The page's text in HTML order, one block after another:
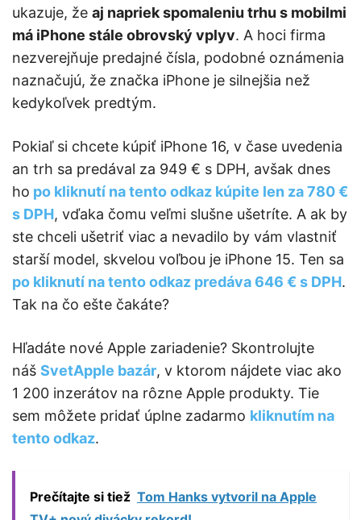
ukazuje, že aj napriek spomaleniu trhu s mobilmi
má iPhone stále obrovský vplyv. A hoci firma
nezverejňuje predajné čísla, podobné oznámenia
naznačujú, že značka iPhone je silnejšia než
kedykoľvek predtým.
Pokiaľ si chcete kúpiť iPhone 16, v čase uvedenia
an trh sa predával za 949 € s DPH, avšak dnes
ho po kliknutí na tento odkaz kúpite len za 780 €
s DPH, vďaka čomu veľmi slušne ušetríte. A ak by
ste chceli ušetriť viac a nevadilo by vám vlastniť
starší model, skvelou voľbou je iPhone 15. Ten sa
po kliknutí na tento odkaz predáva 646 € s DPH.
Tak na čo ešte čakáte?
Hľadáte nové Apple zariadenie? Skontrolujte
náš SvetApple bazár, v ktorom nájdete viac ako
1 200 inzerátov na rôzne Apple produkty. Tie
sem môžete pridať úplne zadarmo kliknutím na
tento odkaz.
Prečítajte si tiež Tom Hanks vytvoril na Apple